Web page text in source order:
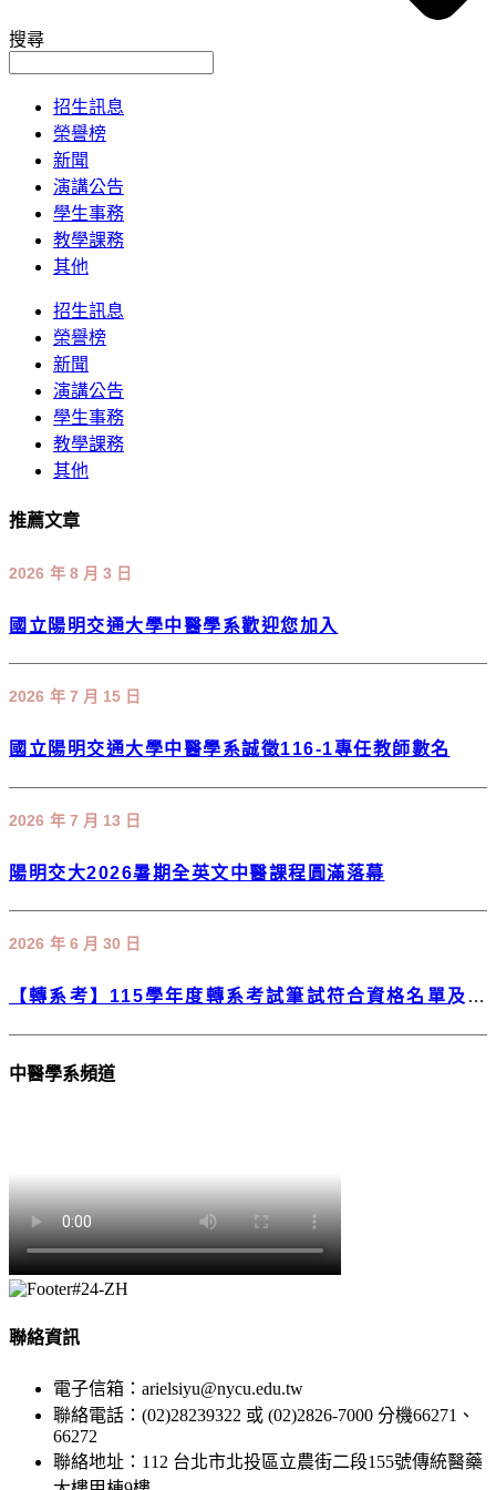
搜尋
招生訊息
榮譽榜
新聞
演講公告
學生事務
教學課務
其他
招生訊息
榮譽榜
新聞
演講公告
學生事務
教學課務
其他
推薦文章
2026 年 8 月 3 日
國立陽明交通大學中醫學系歡迎您加入
2026 年 7 月 15 日
國立陽明交通大學中醫學系誠徵116-1專任教師數名
2026 年 7 月 13 日
陽明交大2026暑期全英文中醫課程圓滿落幕
2026 年 6 月 30 日
【轉系考】115學年度轉系考試筆試符合資格名單及注
中醫學系頻道
聯絡資訊
電子信箱：arielsiyu@nycu.edu.tw
聯絡電話：(02)28239322 或 (02)2826-7000 分機66271、
66272
聯絡地址：112 台北市北投區立農街二段155號傳統醫藥